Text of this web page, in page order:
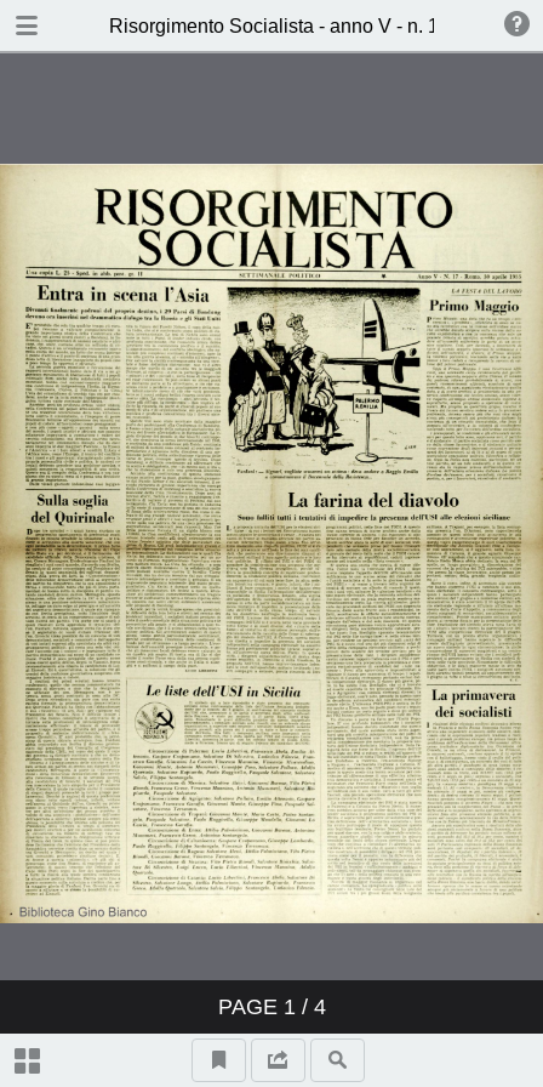
Risorgimento Socialista - anno V - n. 17 - 30
PAGE 1/ 4
TABLE OF CONTENTS
Realpolitik atomica (Aldo
Ieri, Oggi, Domani